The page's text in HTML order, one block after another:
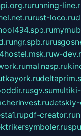
running-
rust-loco.ru
ngr.spb.ru
w-
malinasp.ru
sgv.su
cherinvest.rudetskiy-
pdf-creator.ru